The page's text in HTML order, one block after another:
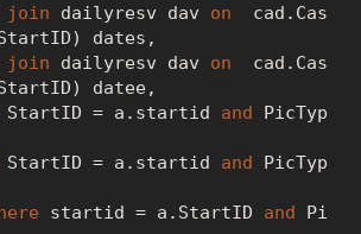
join dailyresv dav on
  cad.Cas
dates,
join dailyresv dav on
  cad.Cas
datee,
StartID = a.startid and PicTyp
StartID = a.startid and PicTyp
startid = a.StartID and Pi